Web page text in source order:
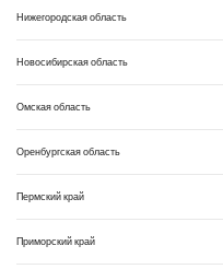
Нижегородская область
Новосибирская область
Омская область
Оренбургская область
Пермский край
Приморский край